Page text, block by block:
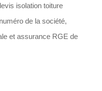
isolation toiture
de la société,
et assurance RGE de